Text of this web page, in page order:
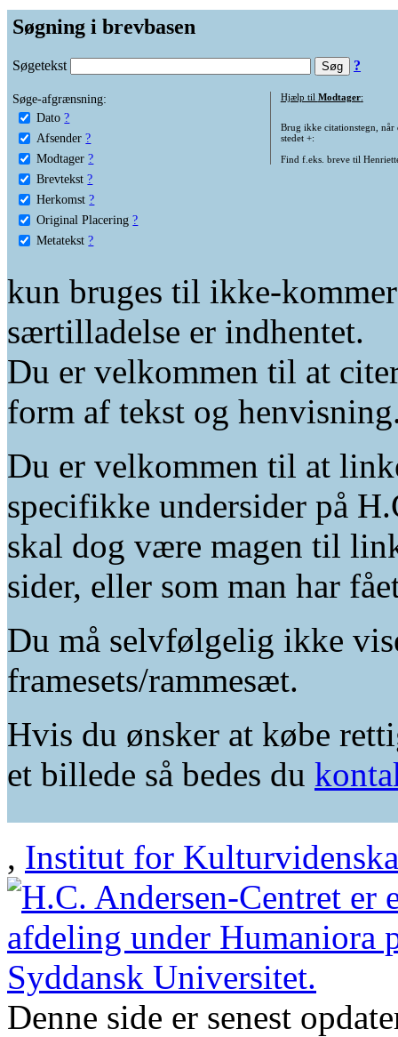
Søgning i brevbasen
Søgetekst ?
Søge-afgrænsning:
Dato ?
Afsender ?
Modtager ?
Brevtekst ?
Herkomst ?
Original Placering ?
Metatekst ?
Hjælp til Modtager:
Brug ikke citationstegn, når
stedet +:
Find f.eks. breve til
kun bruges til ikke-
særtilladelse er indhentet.
Du er velkommen til at
form af tekst og
Du er velkommen til at
specifikke undersider på
skal dog være magen til
sider, eller som man har
Du må selvfølgelig ikke
framesets/rammesæt.
Hvis du ønsker at købe
et billede så bedes du
, Institut for
Denne side er senest